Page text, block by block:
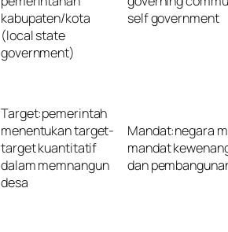
kabupaten/kota
(local state
government)
self government
Target:pemerintah
menentukan target-
target kuantitatif
dalam memnangun
desa
Mandat:negara
mandat
dan